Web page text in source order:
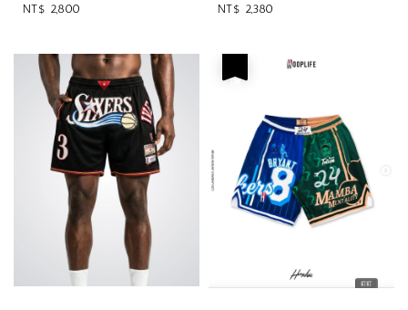
Regular
NT$ 2,800
Regular
NT$ 2,380